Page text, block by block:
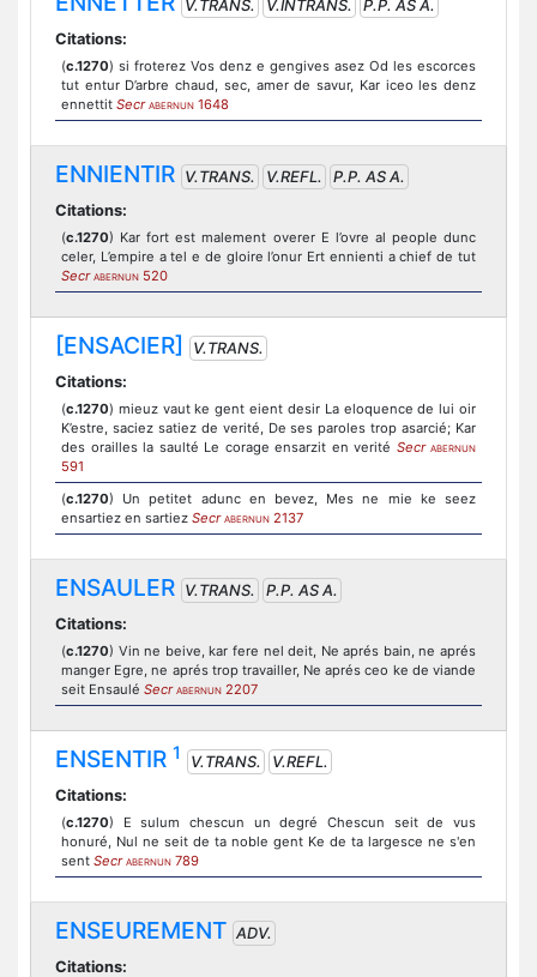
V.TRANS. V.INTRANS.
P.P. AS A.
Citations:
(c.1270) si froterez Vos denz e gengives asez Od les escorces
tut entur D’arbre chaud, sec, amer de savur, Kar iceo les denz
ennettit Secr ABERNUN 1648
ENNIENTIR V.TRANS. V.REFL.
P.P. AS A.
Citations:
(c.1270) Kar fort est malement overer E l’ovre al people dunc
celer, L’empire a tel e de gloire l’onur Ert ennienti a chief de tut
Secr ABERNUN 520
[ENSACIER]
V.TRANS.
Citations:
(c.1270) mieuz vaut ke gent eient desir La eloquence de lui oir
K’estre, saciez satiez de verité, De ses paroles trop asarcié; Kar
des orailles la saulté Le corage ensarzit en verité Secr ABERNUN
591
(c.1270) Un petitet adunc en bevez, Mes ne mie ke seez
ensartiez en sartiez Secr ABERNUN 2137
ENSAULER V.TRANS.
P.P. AS A.
Citations:
(c.1270) Vin ne beive, kar fere nel deit, Ne aprés bain, ne aprés
manger Egre, ne aprés trop travailler, Ne aprés ceo ke de viande
seit Ensaulé Secr ABERNUN 2207
ENSENTIR 1 V.TRANS.
V.REFL.
Citations:
(c.1270) E sulum chescun un degré Chescun seit de vus
honuré, Nul ne seit de ta noble gent Ke de ta largesce ne s'en
sent Secr ABERNUN 789
ENSEUREMENT ADV.
Citations: